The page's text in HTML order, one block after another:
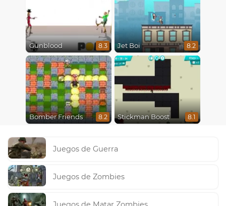
Gunblood 8.3 Jet Boi 8.2
Bomber Friends 8.2 Stickman Boost 8.1
Juegos de Guerra
Juegos de Zombies